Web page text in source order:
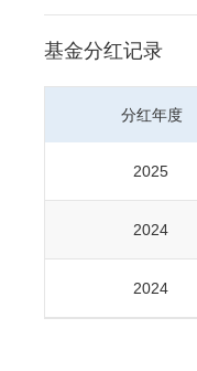
基金分红记录
分红年度
2025
2024
2024